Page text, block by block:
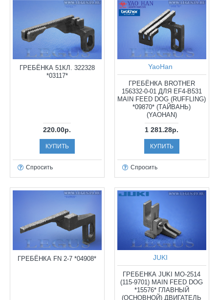
ГРЕБЁНКА 51КЛ. 322328
*03117*
220.00р.
КУПИТЬ
Спросить
YaoHan
ГРЕБЁНКА BROTHER
156332-0-01 ДЛЯ EF4-B531
MAIN FEED DOG (RUFFLING)
*09870* (ТАЙВАНЬ)
(YAOHAN)
1 281.28р.
КУПИТЬ
Спросить
ГРЕБЁНКА FN 2-7 *04908* JUKI
ГРЕБЕНКА JUKI MO-2514
(115-9701) MAIN FEED DOG
*15576* ГЛАВНЫЙ
(ОСНОВНОЙ) ДВИГАТЕЛЬ